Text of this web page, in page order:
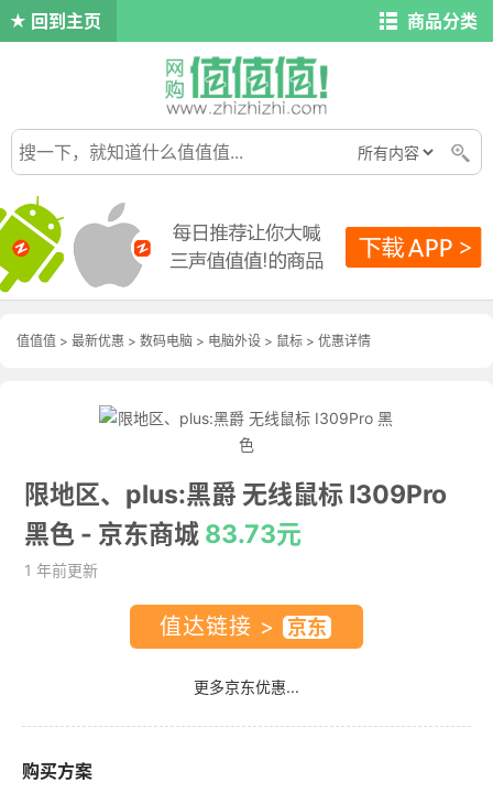
回到主页 商品分类
值值值 > 最新优惠 > 数码电脑 > 电脑外设 > 鼠标 > 优惠详情
限地区、plus:黑爵 无线鼠标 I309Pro
黑色 - 京东商城 83.73元
1 年前更新
值达链接 >
更多京东优惠...
购买方案